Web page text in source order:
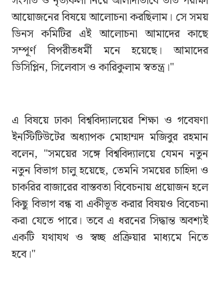
আয়োজনের বিষয়ে আলোচনা করছিলাম। সে সময়
ডিনস কমিটির এই আলোচনা আমাদের কাছে
সম্পূর্ণ বিপরীতধর্মী মনে হয়েছে। আমাদের
ডিসিপ্লিন, সিলেবাস ও কারিকুলাম স্বতন্ত্র।"
এ বিষয়ে ঢাকা বিশ্ববিদ্যালয়ের শিক্ষা ও গবেষণা
ইনস্টিটিউটের অধ্যাপক মোহাম্মদ মজিবুর রহমান
বলেন, "সময়ের সঙ্গে বিশ্ববিদ্যালয়ে যেমন নতুন
নতুন বিভাগ চালু হয়েছে, তেমনি সময়ের চাহিদা ও
চাকরির বাজারের বাস্তবতা বিবেচনায় প্রয়োজন হলে
কিছু বিভাগ বন্ধ বা একীভূত করার বিষয়ও বিবেচনা
করা যেতে পারে। তবে এ ধরনের সিদ্ধান্ত অবশ্যই
একটি যথাযথ ও স্বচ্ছ প্রক্রিয়ার মাধ্যমে নিতে
হবে।"